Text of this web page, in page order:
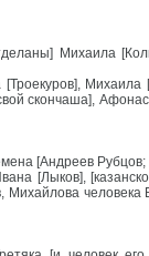
Михаила
скончаша],
[Андреев
[Лыков],
человека